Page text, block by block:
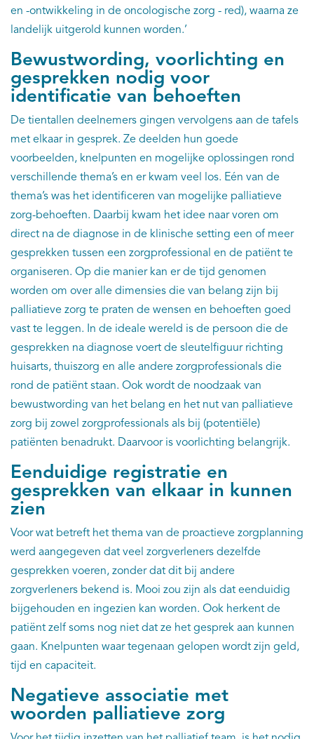
en -ontwikkeling in de oncologische zorg - red), waarna ze
landelijk uitgerold kunnen worden.’
Bewustwording, voorlichting en
gesprekken nodig voor
identificatie van behoeften
De tientallen deelnemers gingen vervolgens aan de tafels
met elkaar in gesprek. Ze deelden hun goede
voorbeelden, knelpunten en mogelijke oplossingen rond
verschillende thema’s en er kwam veel los. Eén van de
thema’s was het identificeren van mogelijke palliatieve
zorg-behoeften. Daarbij kwam het idee naar voren om
direct na de diagnose in de klinische setting een of meer
gesprekken tussen een zorgprofessional en de patiënt te
organiseren. Op die manier kan er de tijd genomen
worden om over alle dimensies die van belang zijn bij
palliatieve zorg te praten de wensen en behoeften goed
vast te leggen. In de ideale wereld is de persoon die de
gesprekken na diagnose voert de sleutelfiguur richting
huisarts, thuiszorg en alle andere zorgprofessionals die
rond de patiënt staan. Ook wordt de noodzaak van
bewustwording van het belang en het nut van palliatieve
zorg bij zowel zorgprofessionals als bij (potentiële)
patiënten benadrukt. Daarvoor is voorlichting belangrijk.
Eenduidige registratie en
gesprekken van elkaar in kunnen
zien
Voor wat betreft het thema van de proactieve zorgplanning
werd aangegeven dat veel zorgverleners dezelfde
gesprekken voeren, zonder dat dit bij andere
zorgverleners bekend is. Mooi zou zijn als dat eenduidig
bijgehouden en ingezien kan worden. Ook herkent de
patiënt zelf soms nog niet dat ze het gesprek aan kunnen
gaan. Knelpunten waar tegenaan gelopen wordt zijn geld,
tijd en capaciteit.
Negatieve associatie met
woorden palliatieve zorg